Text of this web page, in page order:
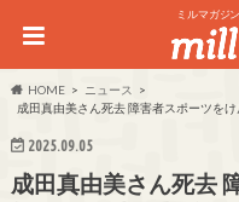
ミルマガジ
HOME
ニュース
成田真由美さん死去 障害者スポーツを
2025.09.05
成田真由美さん死去